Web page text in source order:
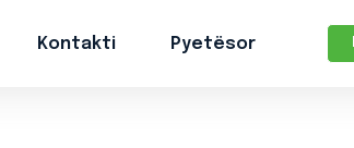
Kontakti Pyetësor